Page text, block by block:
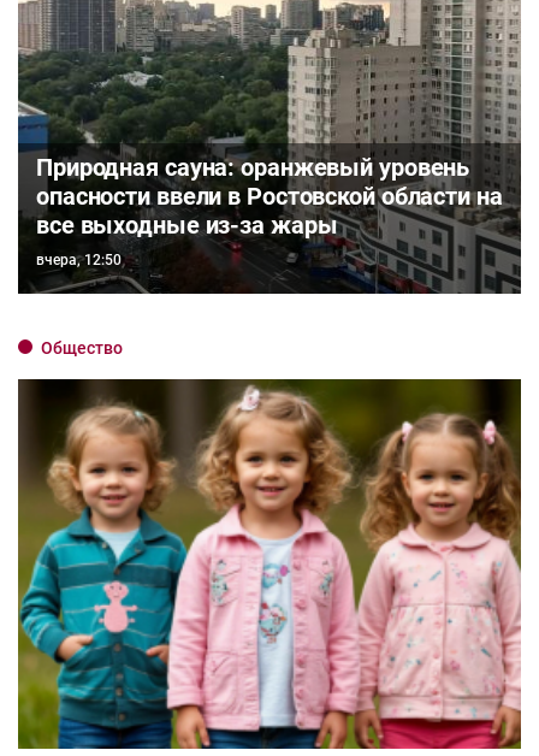
Природная сауна: оранжевый уровень
опасности ввели в Ростовской области на
все выходные из-за жары
вчера, 12:50
Общество